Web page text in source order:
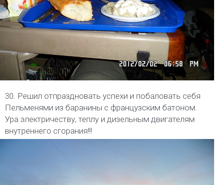
30. Решил отпраздновать успехи и побаловать себя
Пельменями из баранины с французским батоном.
Ура электричеству, теплу и дизельным двигателям
внутреннего сгорания!!!